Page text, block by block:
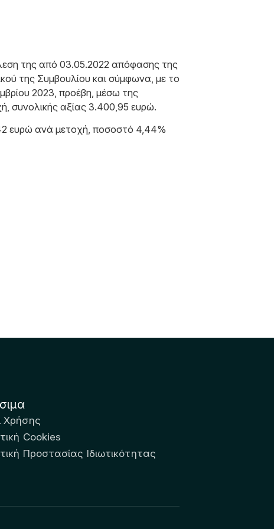
της από 03.05.2022 απόφασης της
της Συμβουλίου και σύμφωνα, με το
2023, προέβη, μέσω της
συνολικής αξίας 3.400,95 ευρώ.
ευρώ ανά μετοχή, ποσοστό 4,44%
Χρήσης
Cookies
Προστασίας Ιδιωτικότητας